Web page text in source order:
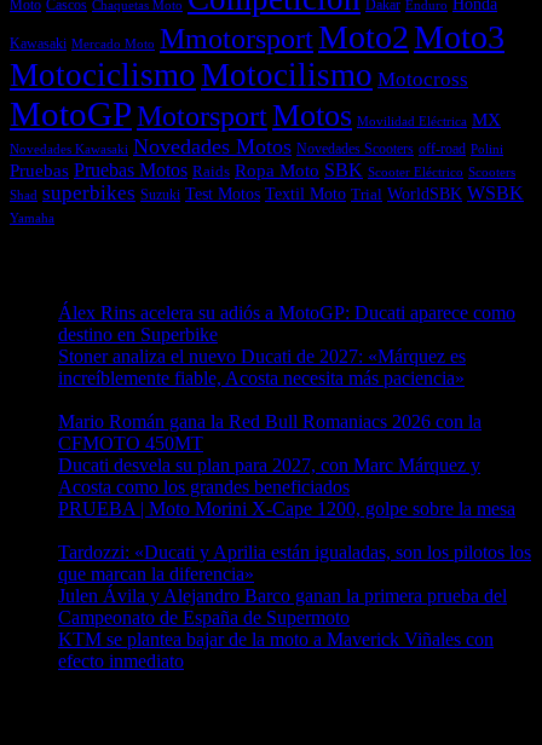
Moto Cascos Chaquetas Moto Dakar Enduro Honda
Kawasaki Mercado Moto MmotorsportMoto2Moto3
MotociclismoMotocilismo Motocross
MotoGPMotorsportMotos Movilidad Eléctrica MX
Novedades Kawasaki Novedades Motos Novedades Scooters off-road Polini
Pruebas Pruebas Motos Raids Ropa Moto SBK Scooter Eléctrico Scooters
Shad superbikes Suzuki Test Motos Textil Moto Trial WorldSBK WSBK
Yamaha
Álex Rins acelera su adiós a MotoGP: Ducati aparece como
destino en Superbike
Stoner analiza el nuevo Ducati de 2027: «Márquez es
increíblemente fiable, Acosta necesita más paciencia»
Mario Román gana la Red Bull Romaniacs 2026 con la
CFMOTO 450MT
Ducati desvela su plan para 2027, con Marc Márquez y
Acosta como los grandes beneficiados
PRUEBA | Moto Morini X-Cape 1200, golpe sobre la mesa
Tardozzi: «Ducati y Aprilia están igualadas, son los pilotos los
que marcan la diferencia»
Julen Ávila y Alejandro Barco ganan la primera prueba del
Campeonato de España de Supermoto
KTM se plantea bajar de la moto a Maverick Viñales con
efecto inmediato